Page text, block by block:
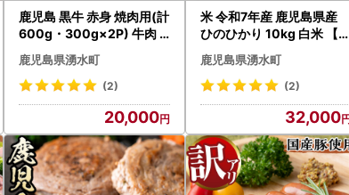
鹿児島 黒牛 赤身 焼肉用(計
600g・300g×2P) 牛肉
黒毛和牛【さつま屋産業】
_y433
鹿児島県湧水町
(2)
20,000
米 令和7年産 鹿児島県産
ひのひかり 10kg 白米 【く
りの物産館】_C09
鹿児島県湧水町
(2)
32,000